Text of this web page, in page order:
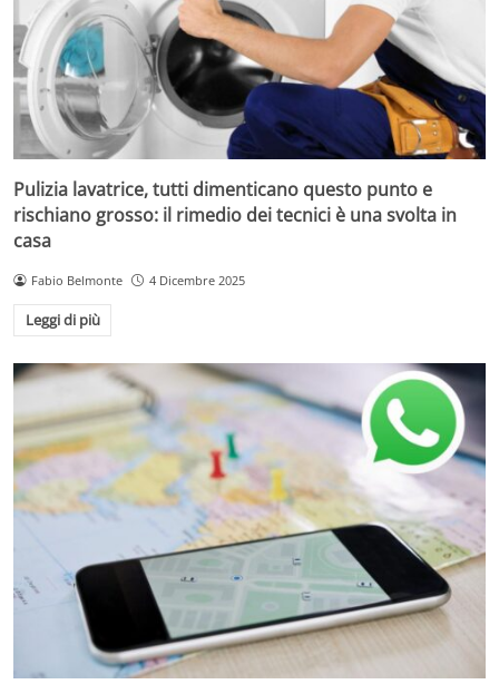
Pulizia lavatrice, tutti dimenticano questo punto e
rischiano grosso: il rimedio dei tecnici è una svolta in
casa
Fabio Belmonte 4 Dicembre 2025
Leggi di più